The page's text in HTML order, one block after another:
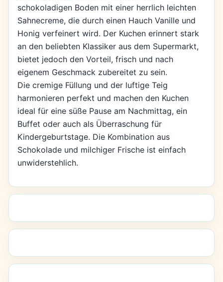
schokoladigen Boden mit einer herrlich leichten
Sahnecreme, die durch einen Hauch Vanille und
Honig verfeinert wird. Der Kuchen erinnert stark
an den beliebten Klassiker aus dem Supermarkt,
bietet jedoch den Vorteil, frisch und nach
eigenem Geschmack zubereitet zu sein.
Die cremige Füllung und der luftige Teig
harmonieren perfekt und machen den Kuchen
ideal für eine süße Pause am Nachmittag, ein
Buffet oder auch als Überraschung für
Kindergeburtstage. Die Kombination aus
Schokolade und milchiger Frische ist einfach
unwiderstehlich.